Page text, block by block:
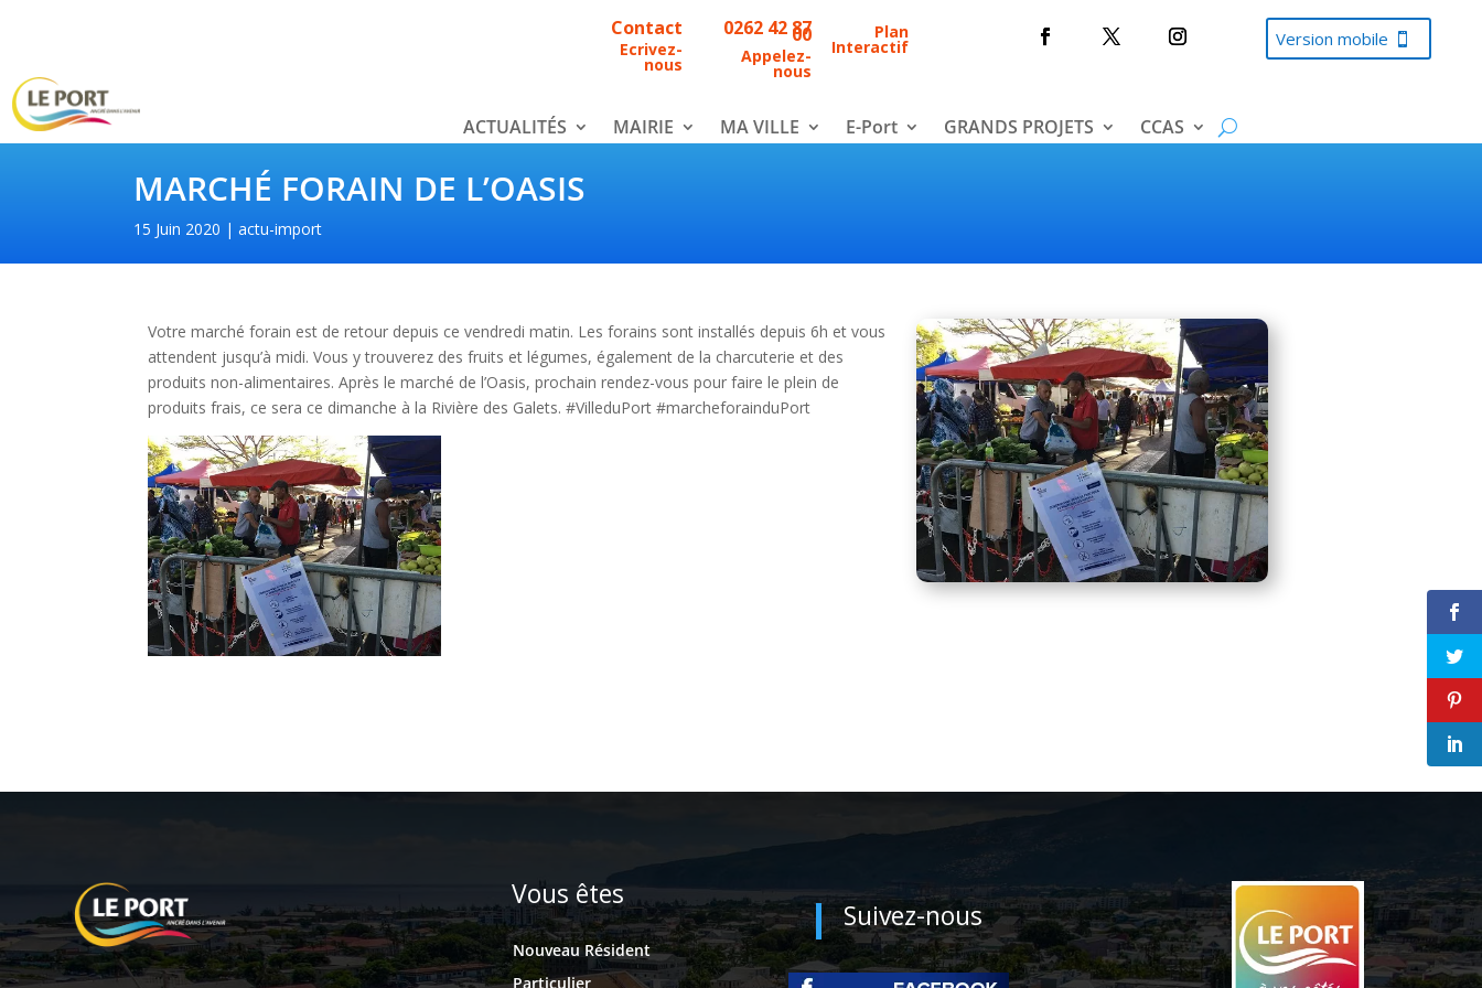
Contact
Ecrivez-
nous
0262 42 87
00
Appelez-
nous
Plan
Interactif Version mobile
ACTUALITÉS MAIRIE MA VILLE E-Port GRANDS PROJETS CCAS
MARCHÉ FORAIN DE L’OASIS
15 Juin 2020 actu-import
Votre marché forain est de retour depuis ce vendredi matin. Les forains sont installés depuis 6h et vous
attendent jusqu’à midi. Vous y trouverez des fruits et légumes, également de la charcuterie et des
produits non-alimentaires. Après le marché de l’Oasis, prochain rendez-vous pour faire le plein de
produits frais, ce sera ce dimanche à la Rivière des Galets. #VilleduPort #marcheforainduPort
Vous êtes
Nouveau Résident
Particulier
Suivez-nous